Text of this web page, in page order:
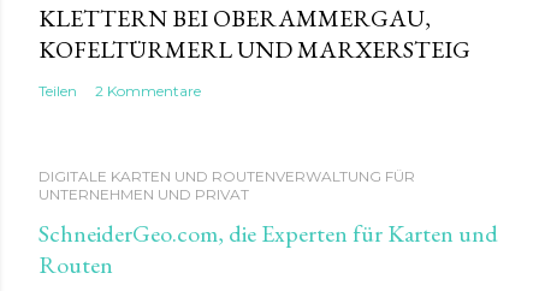
KLETTERN BEI OBERAMMERGAU,
KOFELTÜRMERL UND MARXERSTEIG
Teilen 2 Kommentare
DIGITALE KARTEN UND ROUTENVERWALTUNG FÜR
UNTERNEHMEN UND PRIVAT
SchneiderGeo.com, die Experten für Karten und
Routen